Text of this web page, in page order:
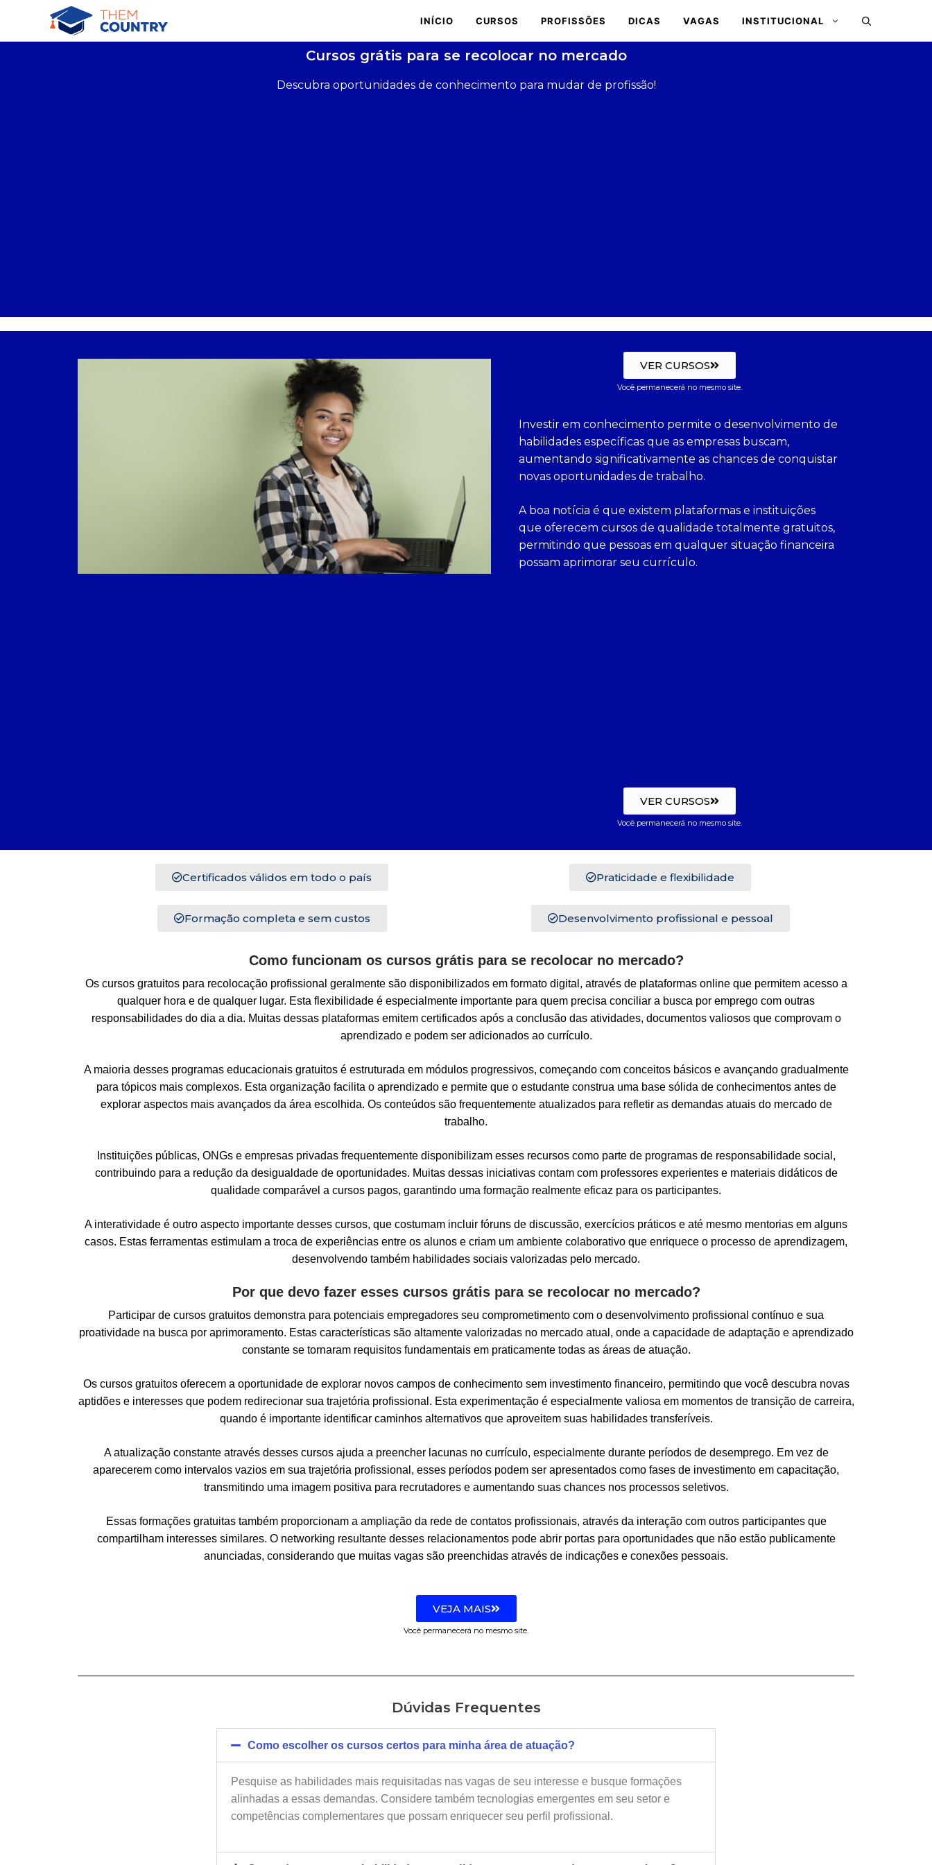
INÍCIO CURSOS PROFISSÕES DICAS VAGAS INSTITUCIONAL
Cursos grátis para se recolocar no mercado
Descubra oportunidades de conhecimento para mudar de profissão!
VER CURSOS
Você permanecerá no mesmo site.
Investir em conhecimento permite o desenvolvimento de
habilidades específicas que as empresas buscam,
aumentando significativamente as chances de conquistar
novas oportunidades de trabalho.
A boa notícia é que existem plataformas e instituições
que oferecem cursos de qualidade totalmente gratuitos,
permitindo que pessoas em qualquer situação financeira
possam aprimorar seu currículo.
VER CURSOS
Você permanecerá no mesmo site.
Certificados válidos em todo o país Praticidade e flexibilidade
Formação completa e sem custos Desenvolvimento profissional e pessoal
Como funcionam os cursos grátis para se recolocar no mercado?
Os cursos gratuitos para recolocação profissional geralmente são disponibilizados em formato digital, através de plataformas online que permitem acesso a
qualquer hora e de qualquer lugar. Esta flexibilidade é especialmente importante para quem precisa conciliar a busca por emprego com outras
responsabilidades do dia a dia. Muitas dessas plataformas emitem certificados após a conclusão das atividades, documentos valiosos que comprovam o
aprendizado e podem ser adicionados ao currículo.
A maioria desses programas educacionais gratuitos é estruturada em módulos progressivos, começando com conceitos básicos e avançando gradualmente
para tópicos mais complexos. Esta organização facilita o aprendizado e permite que o estudante construa uma base sólida de conhecimentos antes de
explorar aspectos mais avançados da área escolhida. Os conteúdos são frequentemente atualizados para refletir as demandas atuais do mercado de
trabalho.
Instituições públicas, ONGs e empresas privadas frequentemente disponibilizam esses recursos como parte de programas de responsabilidade social,
contribuindo para a redução da desigualdade de oportunidades. Muitas dessas iniciativas contam com professores experientes e materiais didáticos de
qualidade comparável a cursos pagos, garantindo uma formação realmente eficaz para os participantes.
A interatividade é outro aspecto importante desses cursos, que costumam incluir fóruns de discussão, exercícios práticos e até mesmo mentorias em alguns
casos. Estas ferramentas estimulam a troca de experiências entre os alunos e criam um ambiente colaborativo que enriquece o processo de aprendizagem,
desenvolvendo também habilidades sociais valorizadas pelo mercado.
Por que devo fazer esses cursos grátis para se recolocar no mercado?
Participar de cursos gratuitos demonstra para potenciais empregadores seu comprometimento com o desenvolvimento profissional contínuo e sua
proatividade na busca por aprimoramento. Estas características são altamente valorizadas no mercado atual, onde a capacidade de adaptação e aprendizado
constante se tornaram requisitos fundamentais em praticamente todas as áreas de atuação.
Os cursos gratuitos oferecem a oportunidade de explorar novos campos de conhecimento sem investimento financeiro, permitindo que você descubra novas
aptidões e interesses que podem redirecionar sua trajetória profissional. Esta experimentação é especialmente valiosa em momentos de transição de carreira,
quando é importante identificar caminhos alternativos que aproveitem suas habilidades transferíveis.
A atualização constante através desses cursos ajuda a preencher lacunas no currículo, especialmente durante períodos de desemprego. Em vez de
aparecerem como intervalos vazios em sua trajetória profissional, esses períodos podem ser apresentados como fases de investimento em capacitação,
transmitindo uma imagem positiva para recrutadores e aumentando suas chances nos processos seletivos.
Essas formações gratuitas também proporcionam a ampliação da rede de contatos profissionais, através da interação com outros participantes que
compartilham interesses similares. O networking resultante desses relacionamentos pode abrir portas para oportunidades que não estão publicamente
anunciadas, considerando que muitas vagas são preenchidas através de indicações e conexões pessoais.
VEJA MAIS
Você permanecerá no mesmo site.
Dúvidas Frequentes
Como escolher os cursos certos para minha área de atuação?
Pesquise as habilidades mais requisitadas nas vagas de seu interesse e busque formações
alinhadas a essas demandas. Considere também tecnologias emergentes em seu setor e
competências complementares que possam enriquecer seu perfil profissional.